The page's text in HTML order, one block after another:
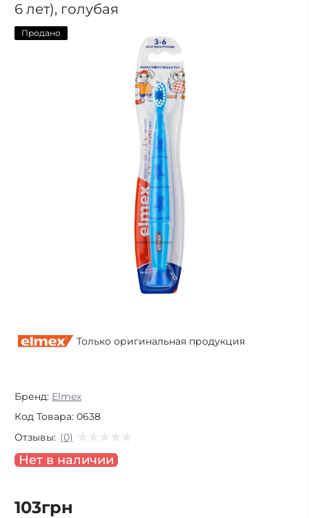
6 лет), голубая
Продано
Только оригинальная продукция
Бренд: Elmex
Код Товара: 0638
Отзывы: (0)
Нет в наличии
103грн